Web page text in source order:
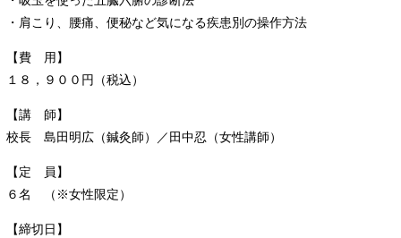
・肩こり、腰痛、便秘など気になる疾患別の操作方法
【費 用】
１８，９００円（税込）
【講 師】
校長 島田明広（鍼灸師）／田中忍（女性講師）
【定 員】
６名 （※女性限定）
【締切日】